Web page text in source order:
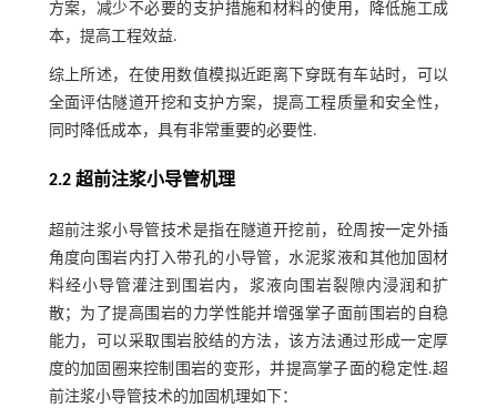
方案，减少不必要的支护措施和材料的使用，降低施工成
本，提高工程效益.
综上所述，在使用数值模拟近距离下穿既有车站时，可以
全面评估隧道开挖和支护方案，提高工程质量和安全性，
同时降低成本，具有非常重要的必要性.
2.2 超前注浆小导管机理
超前注浆小导管技术是指在隧道开挖前，砼周按一定外插
角度向围岩内打入带孔的小导管，水泥浆液和其他加固材
料经小导管灌注到围岩内，浆液向围岩裂隙内浸润和扩
散；为了提高围岩的力学性能并增强掌子面前围岩的自稳
能力，可以采取围岩胶结的方法，该方法通过形成一定厚
度的加固圈来控制围岩的变形，并提高掌子面的稳定性.超
前注浆小导管技术的加固机理如下：